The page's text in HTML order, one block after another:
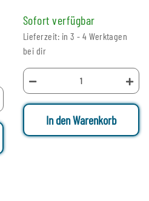
Sofort verfügbar
Lieferzeit: in 3 - 4 Werktagen
bei dir
In den Warenkorb